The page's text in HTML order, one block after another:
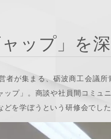
ャップ」を
者が集まる、砺波商工会議
ップ」。商談や社員間コミュ
を学ぼうという研修会でした